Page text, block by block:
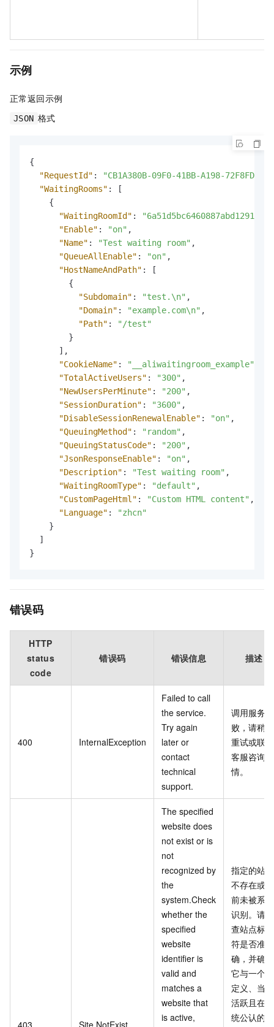
示例
正常返回示例
JSON 格式
{
"RequestId" :
"CB1A380B-09F0-41BB-A198-
"WaitingRooms" :
[
{
"WaitingRoomId" :
"Enable" : "on" ,
"Name" : "Test waiting room" ,
"QueueAllEnable" : "on" ,
"HostNameAndPath" :
[
{
"Subdomain" : "test.\n" ,
"Domain" : "example.com\n" ,
"Path" :
"/test"
}
] ,
"CookieName" : "__aliwaitingroom_example"
"TotalActiveUsers" : "300" ,
"NewUsersPerMinute" : "200" ,
"SessionDuration" : "3600" ,
"DisableSessionRenewalEnable" : "on" ,
"QueuingMethod" : "random" ,
"QueuingStatusCode" : "200" ,
"JsonResponseEnable" : "on" ,
"Description" : "Test waiting room" ,
"WaitingRoomType" : "default" ,
"CustomPageHtml" : "Custom HTML content" ,
"Language" :
"zhcn"
}
]
}
错误码
HTTP
status
code
错误码 错误信息 描述
400 InternalException
Failed to call
the service.
Try again
later or
contact
technical
support.
调用服务失
败，请稍后
重试或联系
客服咨询详
情。
403 Site.NotExist
The specified
website does
not exist or is
not
recognized by
the
system.Check
whether the
specified
website
identifier is
valid and
matches a
website that
is active,
指定的站点
不存在或当
前未被系统
识别。请检
查站点标识
符是否准
确，并确保
它与一个已
定义、当前
活跃且在系
统公认的站